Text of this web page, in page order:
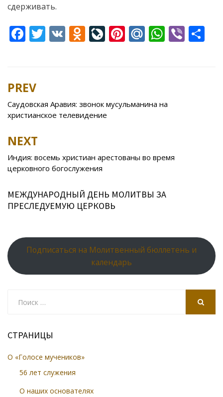
сдерживать.
F
b
o
o
T V O
kl
as
ki
Li
u
r
Pi
st
M
u
W
A
p
Vi
Post
navigation
PREV
Саудовская Аравия: звонок мусульманина на
христианское телевидение
NEXT
Индия: восемь христиан арестованы во время
церковного богослужения
МЕЖДУНАРОДНЫЙ ДЕНЬ МОЛИТВЫ ЗА
ПРЕСЛЕДУЕМУЮ ЦЕРКОВЬ
Подписаться на Молитвенный бюллетень и
календарь
СТРАНИЦЫ
О «Голосе мучеников»
56 лет служения
О наших основателях